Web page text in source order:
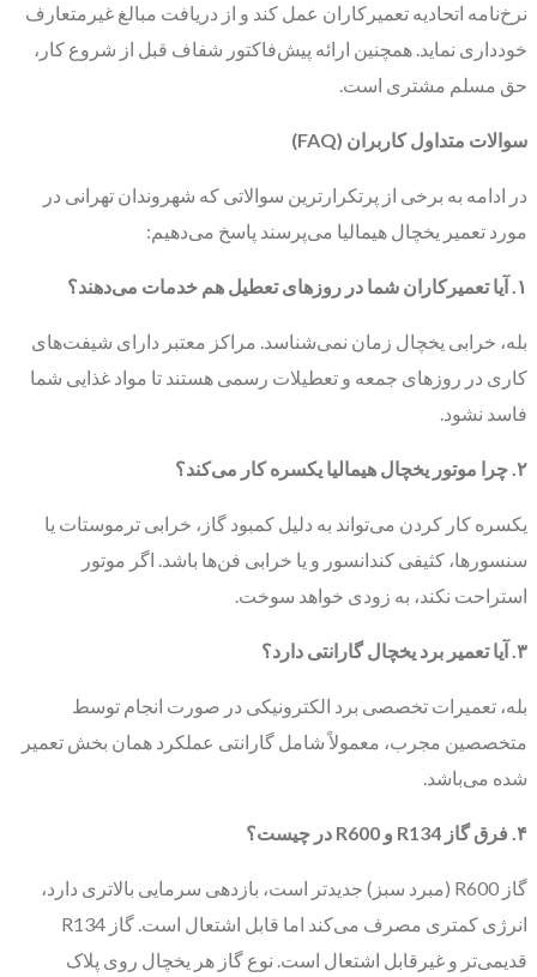
نرخ‌نامه اتحادیه تعمیرکاران عمل کند و از دریافت مبالغ غیرمتعارف
خودداری نماید. همچنین ارائه پیش‌فاکتور شفاف قبل از شروع کار،
حق مسلم مشتری است.
سوالات متداول کاربران (FAQ)
در ادامه به برخی از پرتکرارترین سوالاتی که شهروندان تهرانی در
مورد تعمیر یخچال هیمالیا می‌پرسند پاسخ می‌دهیم:
۱. آیا تعمیرکاران شما در روزهای تعطیل هم خدمات می‌دهند؟
بله، خرابی یخچال زمان نمی‌شناسد. مراکز معتبر دارای شیفت‌های
کاری در روزهای جمعه و تعطیلات رسمی هستند تا مواد غذایی شما
فاسد نشود.
۲. چرا موتور یخچال هیمالیا یکسره کار می‌کند؟
یکسره کار کردن می‌تواند به دلیل کمبود گاز، خرابی ترموستات یا
سنسورها، کثیفی کندانسور و یا خرابی فن‌ها باشد. اگر موتور
استراحت نکند، به زودی خواهد سوخت.
۳. آیا تعمیر برد یخچال گارانتی دارد؟
بله، تعمیرات تخصصی برد الکترونیکی در صورت انجام توسط
متخصصین مجرب، معمولاً شامل گارانتی عملکرد همان بخش تعمیر
شده می‌باشد.
۴. فرق گاز R134 و R600 در چیست؟
گاز R600 (مبرد سبز) جدیدتر است، بازدهی سرمایی بالاتری دارد،
انرژی کمتری مصرف می‌کند اما قابل اشتعال است. گاز R134
قدیمی‌تر و غیرقابل اشتعال است. نوع گاز هر یخچال روی پلاک